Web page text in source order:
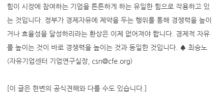
힘이 시장에 참여하는 기업을 튼튼하게 하는 유일한 힘으로 작용하고 있
는 것입니다. 정부가 경제자유에 제약을 두는 행위를 통해 경쟁력을 높이
거나 효율성을 달성하리라는 환상은 이제 없어져야 합니다. 경제적 자유
를 높이는 것이 바로 경쟁력을 높이는 것과 동일한 것입니다. ♠ 최승노
(자유기업센터 기업연구실장, csn@cfe.org)
[이 글은 헌변의 공식견해와 다를 수도 있습니다.]